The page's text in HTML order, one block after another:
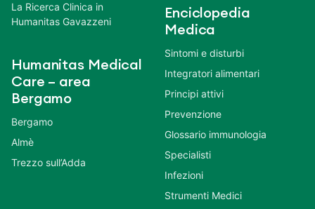
La Ricerca Clinica in
Humanitas Gavazzeni
Humanitas Medical
Care – area
Bergamo
Bergamo
Almè
Trezzo sull’Adda
Enciclopedia
Medica
Sintomi e disturbi
Integratori alimentari
Principi attivi
Prevenzione
Glossario immunologia
Specialisti
Infezioni
Strumenti Medici